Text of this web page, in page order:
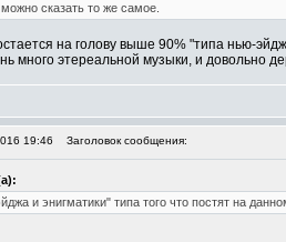
сказать то же самое.
на голову выше 90% "типа нью-
много этереальной музыки, и довольно
19:46 Заголовок сообщения:
и энигматики" типа того что постят на